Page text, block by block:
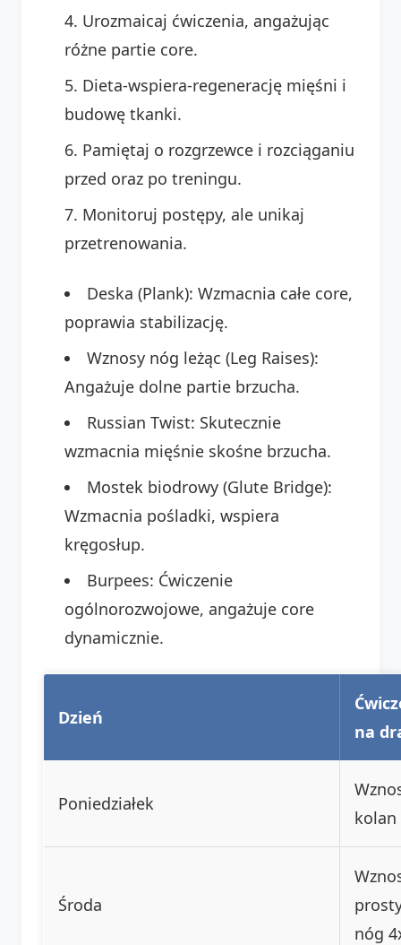
Urozmaicaj ćwiczenia, angażując
różne partie core.
Dieta-wspiera-regenerację mięśni i
budowę tkanki.
Pamiętaj o rozgrzewce i rozciąganiu
przed oraz po treningu.
Monitoruj postępy, ale unikaj
przetrenowania.
Deska (Plank): Wzmacnia całe core,
poprawia stabilizację.
Wznosy nóg leżąc (Leg Raises):
Angażuje dolne partie brzucha.
Russian Twist: Skutecznie
wzmacnia mięśnie skośne brzucha.
Mostek biodrowy (Glute Bridge):
Wzmacnia pośladki, wspiera
kręgosłup.
Burpees: Ćwiczenie
ogólnorozwojowe, angażuje core
dynamicznie.
Dzień
na
Poniedziałek
kolan
Środa
nóg